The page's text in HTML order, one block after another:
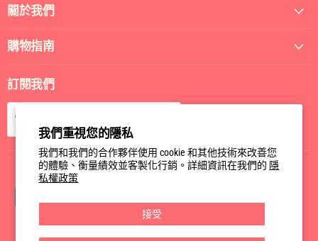
我們重視您的隱私
我們和我們的合作夥伴使用 cookie 和其他技術來改善您
的體驗、衡量績效並客製化行銷。詳細資訊在我們的 隱
私權政策
接受
們
們
關於我們
購物指南
訂閱我們
電郵